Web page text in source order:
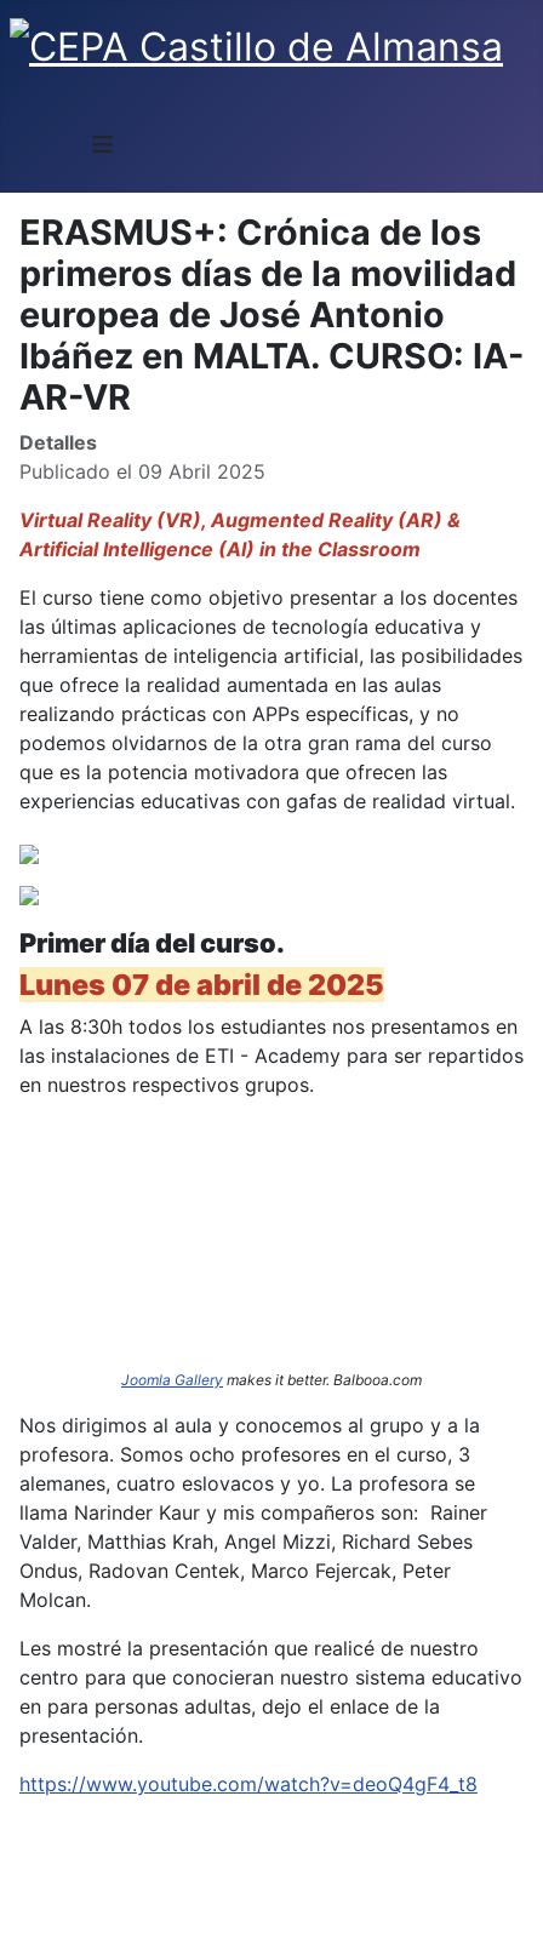
≡
ERASMUS+: Crónica de los
primeros días de la movilidad
europea de José Antonio
Ibáñez en MALTA. CURSO: IA-
AR-VR
Detalles
Publicado el 09 Abril 2025
Virtual Reality (VR), Augmented Reality (AR) &
Artificial Intelligence (AI) in the Classroom
El curso tiene como objetivo presentar a los docentes
las últimas aplicaciones de tecnología educativa y
herramientas de inteligencia artificial, las posibilidades
que ofrece la realidad aumentada en las aulas
realizando prácticas con APPs específicas, y no
podemos olvidarnos de la otra gran rama del curso
que es la potencia motivadora que ofrecen las
experiencias educativas con gafas de realidad virtual.
Primer día del curso.
Lunes 07 de abril de 2025
A las 8:30h todos los estudiantes nos presentamos en
las instalaciones de ETI - Academy para ser repartidos
en nuestros respectivos grupos.
Joomla Gallery makes it better. Balbooa.com
Nos dirigimos al aula y conocemos al grupo y a la
profesora. Somos ocho profesores en el curso, 3
alemanes, cuatro eslovacos y yo. La profesora se
llama Narinder Kaur y mis compañeros son: Rainer
Valder, Matthias Krah, Angel Mizzi, Richard Sebes
Ondus, Radovan Centek, Marco Fejercak, Peter
Molcan.
Les mostré la presentación que realicé de nuestro
centro para que conocieran nuestro sistema educativo
en para personas adultas, dejo el enlace de la
presentación.
https://www.youtube.com/watch?v=deoQ4gF4_t8